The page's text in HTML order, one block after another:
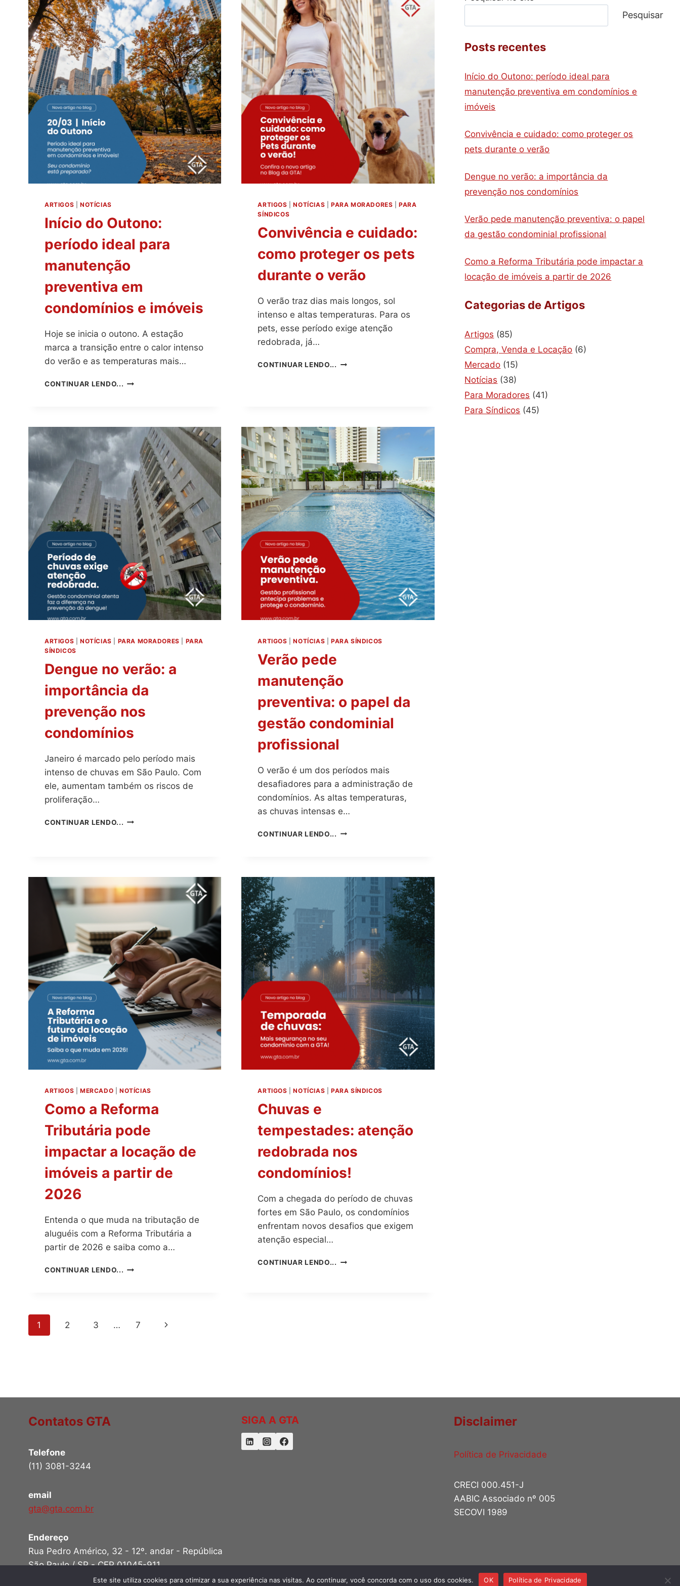
ARTIGOS NOTÍCIAS
Início do Outono:
período ideal para
manutenção
preventiva em
condomínios e imóveis
Hoje se inicia o outono. A estação
marca a transição entre o calor intenso
do verão e as temperaturas mais…
CONTINUAR LENDO... INÍCIO
PARA
MANUTENÇÃO
PREVENTIVA
EM
CONDOMÍNIOS
IMÓVEIS
ARTIGOS |NOTÍCIAS PARA MORADORES |PARA
SÍNDICOS
Convivência e cuidado:
como proteger os pets
durante o verão
O verão traz dias mais longos, sol
intenso e altas temperaturas. Para os
pets, esse período exige atenção
redobrada, já…
CONTINUAR LENDO... CONVIVÊNCIA
PETS
DURANTE
O
VERÃO
ARTIGOS NOTÍCIAS PARA MORADORES
PARA
SÍNDICOS
Dengue no verão: a
importância da
prevenção nos
condomínios
Janeiro é marcado pelo período mais
intenso de chuvas em São Paulo. Com
ele, aumentam também os riscos de
proliferação…
CONTINUAR LENDO... DENGUE
NOS
CONDOMÍNIOS
ARTIGOS |NOTÍCIAS PARA SÍNDICOS
Verão pede
manutenção
preventiva: o papel da
gestão condominial
profissional
O verão é um dos períodos mais
desafiadores para a administração de
condomínios. As altas temperaturas,
as chuvas intensas e…
CONTINUAR LENDO... VERÃO
PAPEL
GESTÃO
CONDOMINIAL
PROFISSIONAL
ARTIGOS MERCADO NOTÍCIAS
Como a Reforma
Tributária pode
impactar a locação de
imóveis a partir de
2026
Entenda o que muda na tributação de
aluguéis com a Reforma Tributária a
partir de 2026 e saiba como a…
CONTINUAR LENDO... COMO
IMPACTAR
ARTIGOS |NOTÍCIAS PARA SÍNDICOS
Chuvas e
tempestades: atenção
redobrada nos
condomínios!
Com a chegada do período de chuvas
fortes em São Paulo, os condomínios
enfrentam novos desafios que exigem
atenção especial…
CONTINUAR LENDO... CHUVAS
Navegação
1 2 3 … 7
Página
Pesquisar
Posts recentes
Início do Outono: período ideal para
manutenção preventiva em condomínios e
imóveis
Convivência e cuidado: como proteger os
pets durante o verão
Dengue no verão: a importância da
prevenção nos condomínios
Verão pede manutenção preventiva: o papel
da gestão condominial profissional
Como a Reforma Tributária pode impactar a
locação de imóveis a partir de 2026
Categorias de Artigos
Artigos (85)
Compra, Venda e Locação (6)
Mercado (15)
Notícias (38)
Para Moradores (41)
Para Síndicos (45)
Contatos GTA
Telefone
(11) 3081-3244
email
gta@gta.com.br
Endereço
Rua Pedro Américo, 32 - 12º. andar - República
São Paulo / SP - CEP 01045-911
SIGA A GTA Disclaimer
Política de Privacidade
CRECI 000.451-J
AABIC Associado nº 005
SECOVI 1989
Este site utiliza cookies para otimizar a sua experiência nas visitas. Ao continuar, você concorda com o uso dos cookies. OK Política de Privacidade